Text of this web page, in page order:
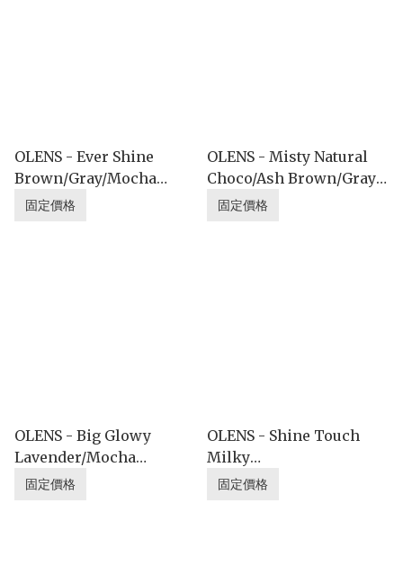
OLENS - Ever Shine
Brown/Gray/Mocha
(1DAY散裝❤優惠價格)
固定價格
OLENS - Misty Natural
Choco/Ash Brown/Gray
(1DAY散裝❤優惠價格)
固定價格
OLENS - Big Glowy
Lavender/Mocha
Brown/Gray (1DAY散裝❤
固定價格
OLENS - Shine Touch
Milky
Choco/Brown/Gray
固定價格